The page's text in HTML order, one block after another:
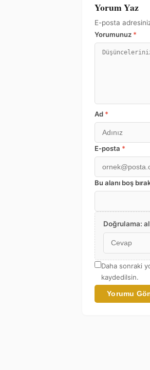
Yorum Yaz
E-posta
Yorumunuz *
Ad *
E-posta *
Bu alanı boş
Doğrulama:
Daha sonraki
kaydedilsin.
Yorumu